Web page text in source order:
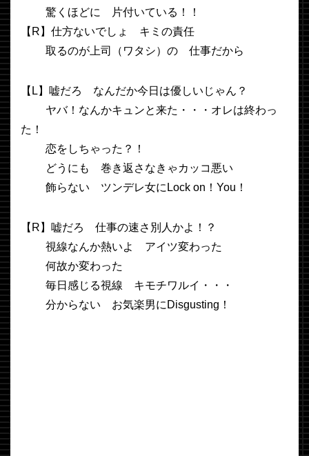
驚くほどに 片付いている！！
【R】仕方ないでしょ キミの責任
取るのが上司（ワタシ）の 仕事だから
【L】嘘だろ なんだか今日は優しいじゃん？
ヤバ！なんかキュンと来た・・・オレは終わっ
た！
恋をしちゃった？！
どうにも 巻き返さなきゃカッコ悪い
飾らない ツンデレ女にLock on！You！
【R】嘘だろ 仕事の速さ別人かよ！？
視線なんか熱いよ アイツ変わった
何故か変わった
毎日感じる視線 キモチワルイ・・・
分からない お気楽男にDisgusting！